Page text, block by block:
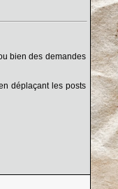
bien des demandes
déplaçant les posts